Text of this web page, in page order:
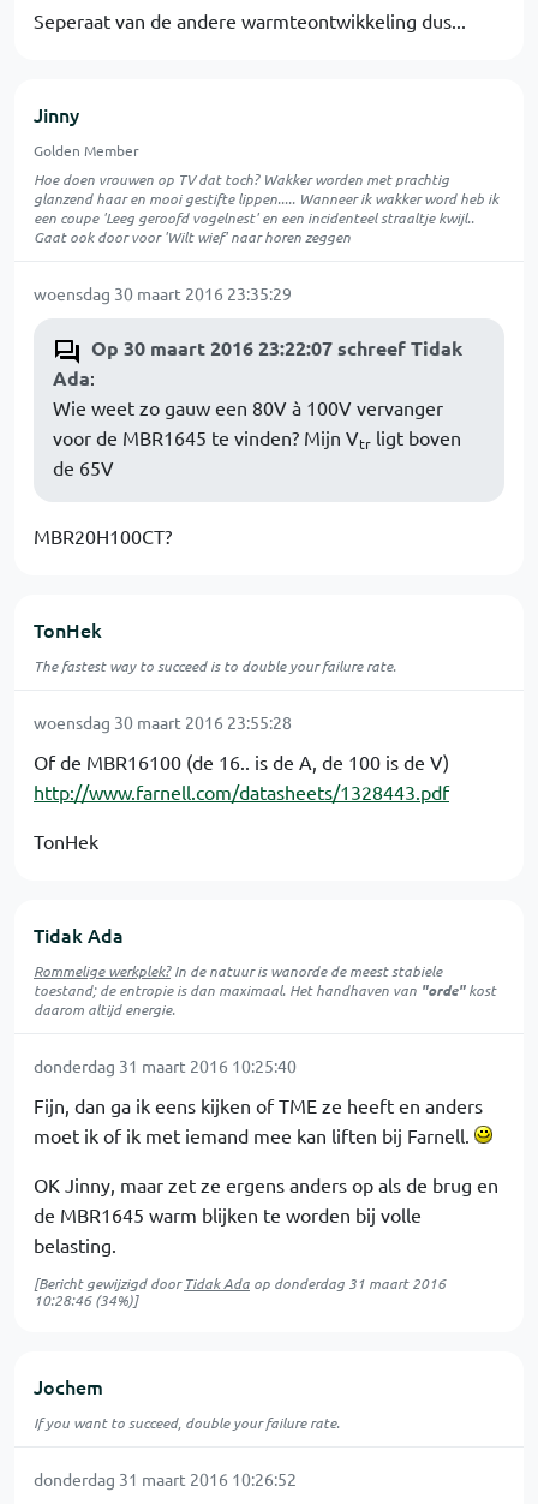
Seperaat van de andere warmteontwikkeling dus...
Jinny
Golden Member
Hoe doen vrouwen op TV dat toch? Wakker worden met prachtig
glanzend haar en mooi gestifte lippen..... Wanneer ik wakker word heb ik
een coupe 'Leeg geroofd vogelnest' en een incidenteel straaltje kwijl..
Gaat ook door voor 'Wilt wief' naar horen zeggen
woensdag 30 maart 2016 23:35:29
Op 30 maart 2016 23:22:07 schreef Tidak
Ada:
Wie weet zo gauw een 80V à 100V vervanger
voor de MBR1645 te vinden? Mijn Vtr ligt boven
de 65V
MBR20H100CT?
TonHek
The fastest way to succeed is to double your failure rate.
woensdag 30 maart 2016 23:55:28
Of de MBR16100 (de 16.. is de A, de 100 is de V)
http://www.farnell.com/datasheets/1328443.pdf
TonHek
Tidak Ada
Rommelige werkplek?In de natuur iswanordede meest stabiele
toestand; de entropie is dan maximaal. Het handhaven van "orde"kost
daarom altijd energie.
donderdag 31 maart 2016 10:25:40
Fijn, dan ga ik eens kijken of TME ze heeft en anders
moet ik of ik met iemand mee kan liften bij Farnell.
OK Jinny, maar zet ze ergens anders op als de brug en
de MBR1645 warm blijken te worden bij volle
belasting.
[Bericht gewijzigd doorTidak Ada op donderdag 31 maart 2016
10:28:46(34%)]
Jochem
If you want to succeed, double your failure rate.
donderdag 31 maart 2016 10:26:52